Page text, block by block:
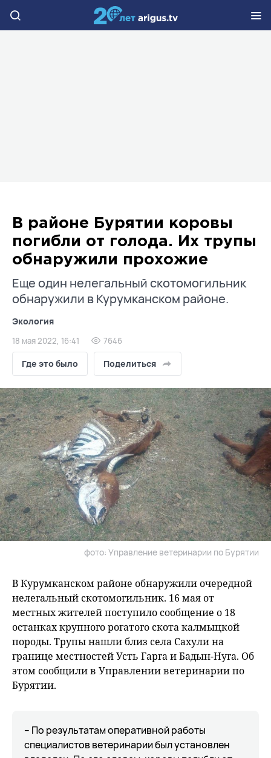
В районе Бурятии коровы
погибли от голода. Их трупы
обнаружили прохожие
Еще один нелегальный скотомогильник
обнаружили в Курумканском районе.
Экология
18 мая 2022, 16:41 7646
Где это было Поделиться
фото: Управление ветеринарии по Бурятии
В Курумканском районе обнаружили очередной
нелегальный скотомогильник. 16 мая от
местных жителей поступило сообщение о 18
останках крупного рогатого скота калмыцкой
породы. Трупы нашли близ села Сахули на
границе местностей Усть Гарга и Бадын-Нуга. Об
этом сообщили в Управлении ветеринарии по
Бурятии.
– По результатам оперативной работы
специалистов ветеринарии был установлен